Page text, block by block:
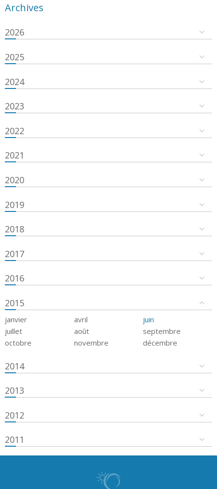
Archives
2026
2025
2024
2023
2022
2021
2020
2019
2018
2017
2016
2015
janvier avril
juin
juillet
août
septembre
octobre
novembre décembre
2014
2013
2012
2011